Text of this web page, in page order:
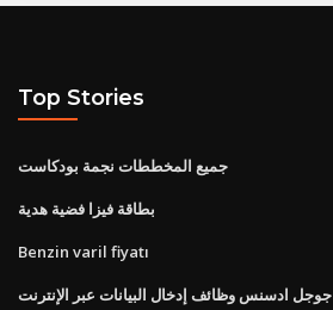
Top Stories
جميع المخططات نجمة بودكاست
بطاقة فيزا فضية هدية
Benzin varil fiyatı
جوجل ادسنس وظائف إدخال البيانات عبر الإنترنت